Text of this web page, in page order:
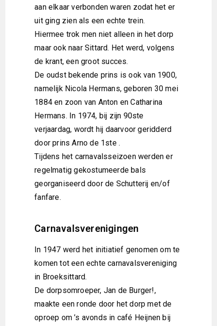
aan elkaar verbonden waren zodat het er
uit ging zien als een echte trein.
Hiermee trok men niet alleen in het dorp
maar ook naar Sittard. Het werd, volgens
de krant, een groot succes.
De oudst bekende prins is ook van 1900,
namelijk Nicola Hermans, geboren 30 mei
1884 en zoon van Anton en Catharina
Hermans. In 1974, bij zijn 90ste
verjaardag, wordt hij daarvoor geridderd
door prins Arno de 1ste .
Tijdens het carnavalsseizoen werden er
regelmatig gekostumeerde bals
georganiseerd door de Schutterij en/of
fanfare.
Carnavalsverenigingen
In 1947 werd het initiatief genomen om te
komen tot een echte carnavalsvereniging
in Broeksittard.
De dorpsomroeper, Jan de Burger!,
maakte een ronde door het dorp met de
oproep om ’s avonds in café Heijnen bij